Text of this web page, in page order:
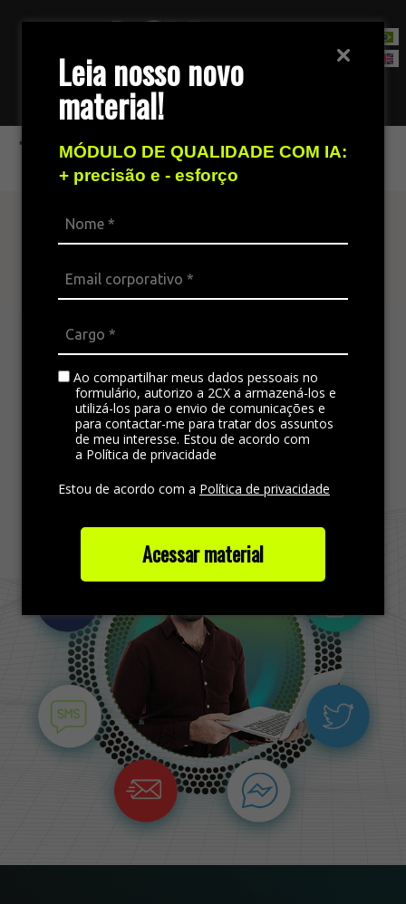
Leia nosso novo
material!
MÓDULO DE QUALIDADE COM IA:
+ precisão e - esforço
Ao compartilhar meus dados pessoais no
formulário, autorizo a 2CX a armazená-los e
utilizá-los para o envio de comunicações e
para contactar-me para tratar dos assuntos
de meu interesse. Estou de acordo com
a Política de privacidade
Estou de acordo com a Política de privacidade
Acessar material
Fale com nossa equipe de vendas
Telegram
Atenda seu cliente
A plataforma omnichannel é ideal para integrar
todos os canais da empresa, padronizando a
comunicação e gerando satisfação no
atendimento.
Saiba mais